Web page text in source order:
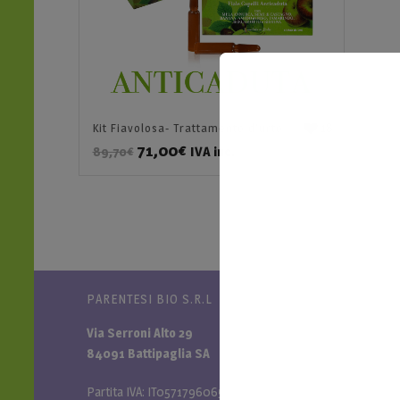
Kit Fiavolosa- Trattamento d’urto
89,70€ 71,00€ IVA inc.
PARENTESI BIO S.R.L
Via Serroni Alto 29
84091 Battipaglia SA
Partita IVA: IT05717960651